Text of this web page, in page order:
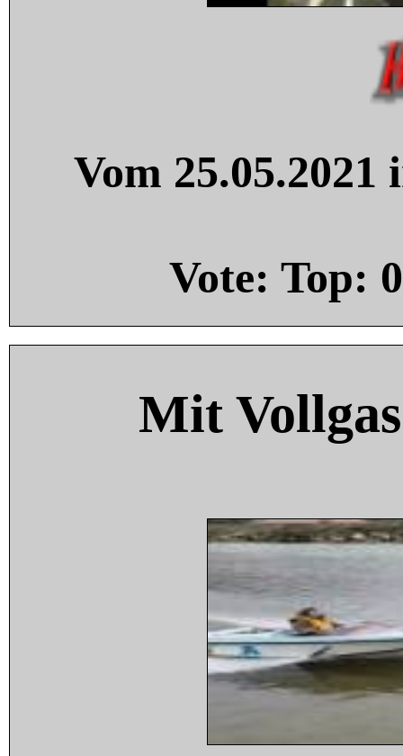
Vom
Vote: Top: 0
Mit